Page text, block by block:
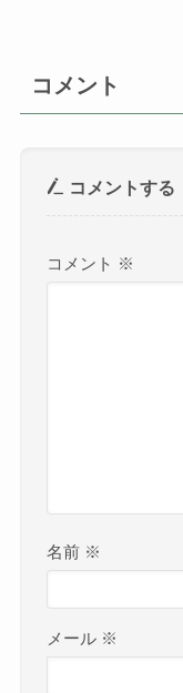
コメント
コメントする
コメント ※
名前 ※
メール ※